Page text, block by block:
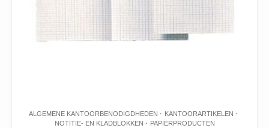
ALGEMENE KANTOORBENODIGDHEDEN
KANTOORARTIKELEN
NOTITIE- EN KLADBLOKKEN
PAPIERPRODUCTEN